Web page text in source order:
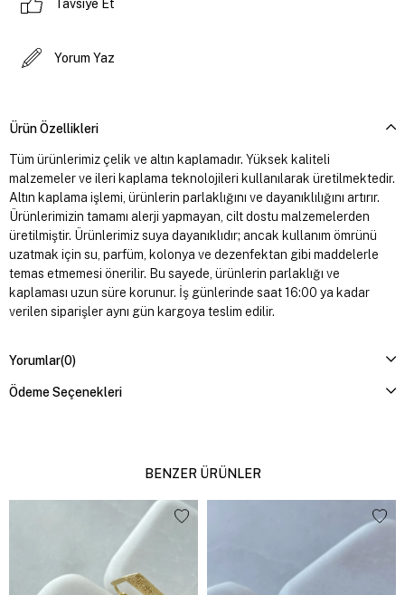
Tavsiye Et
Yorum Yaz
Ürün Özellikleri
Tüm ürünlerimiz çelik ve altın kaplamadır. Yüksek kaliteli
malzemeler ve ileri kaplama teknolojileri kullanılarak üretilmektedir.
Altın kaplama işlemi, ürünlerin parlaklığını ve dayanıklılığını artırır.
Ürünlerimizin tamamı alerji yapmayan, cilt dostu malzemelerden
üretilmiştir. Ürünlerimiz suya dayanıklıdır; ancak kullanım ömrünü
uzatmak için su, parfüm, kolonya ve dezenfektan gibi maddelerle
temas etmemesi önerilir. Bu sayede, ürünlerin parlaklığı ve
kaplaması uzun süre korunur. İş günlerinde saat 16:00 ya kadar
verilen siparişler aynı gün kargoya teslim edilir.
Yorumlar(0)
Ödeme Seçenekleri
BENZER ÜRÜNLER